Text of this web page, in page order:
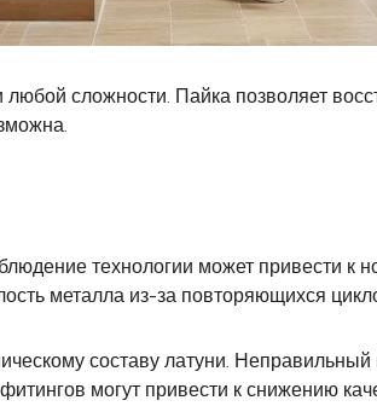
сложности. Пайка позволяет
технологии может привести к
металла из-за повторяющихся
составу латуни.
могут привести к снижению